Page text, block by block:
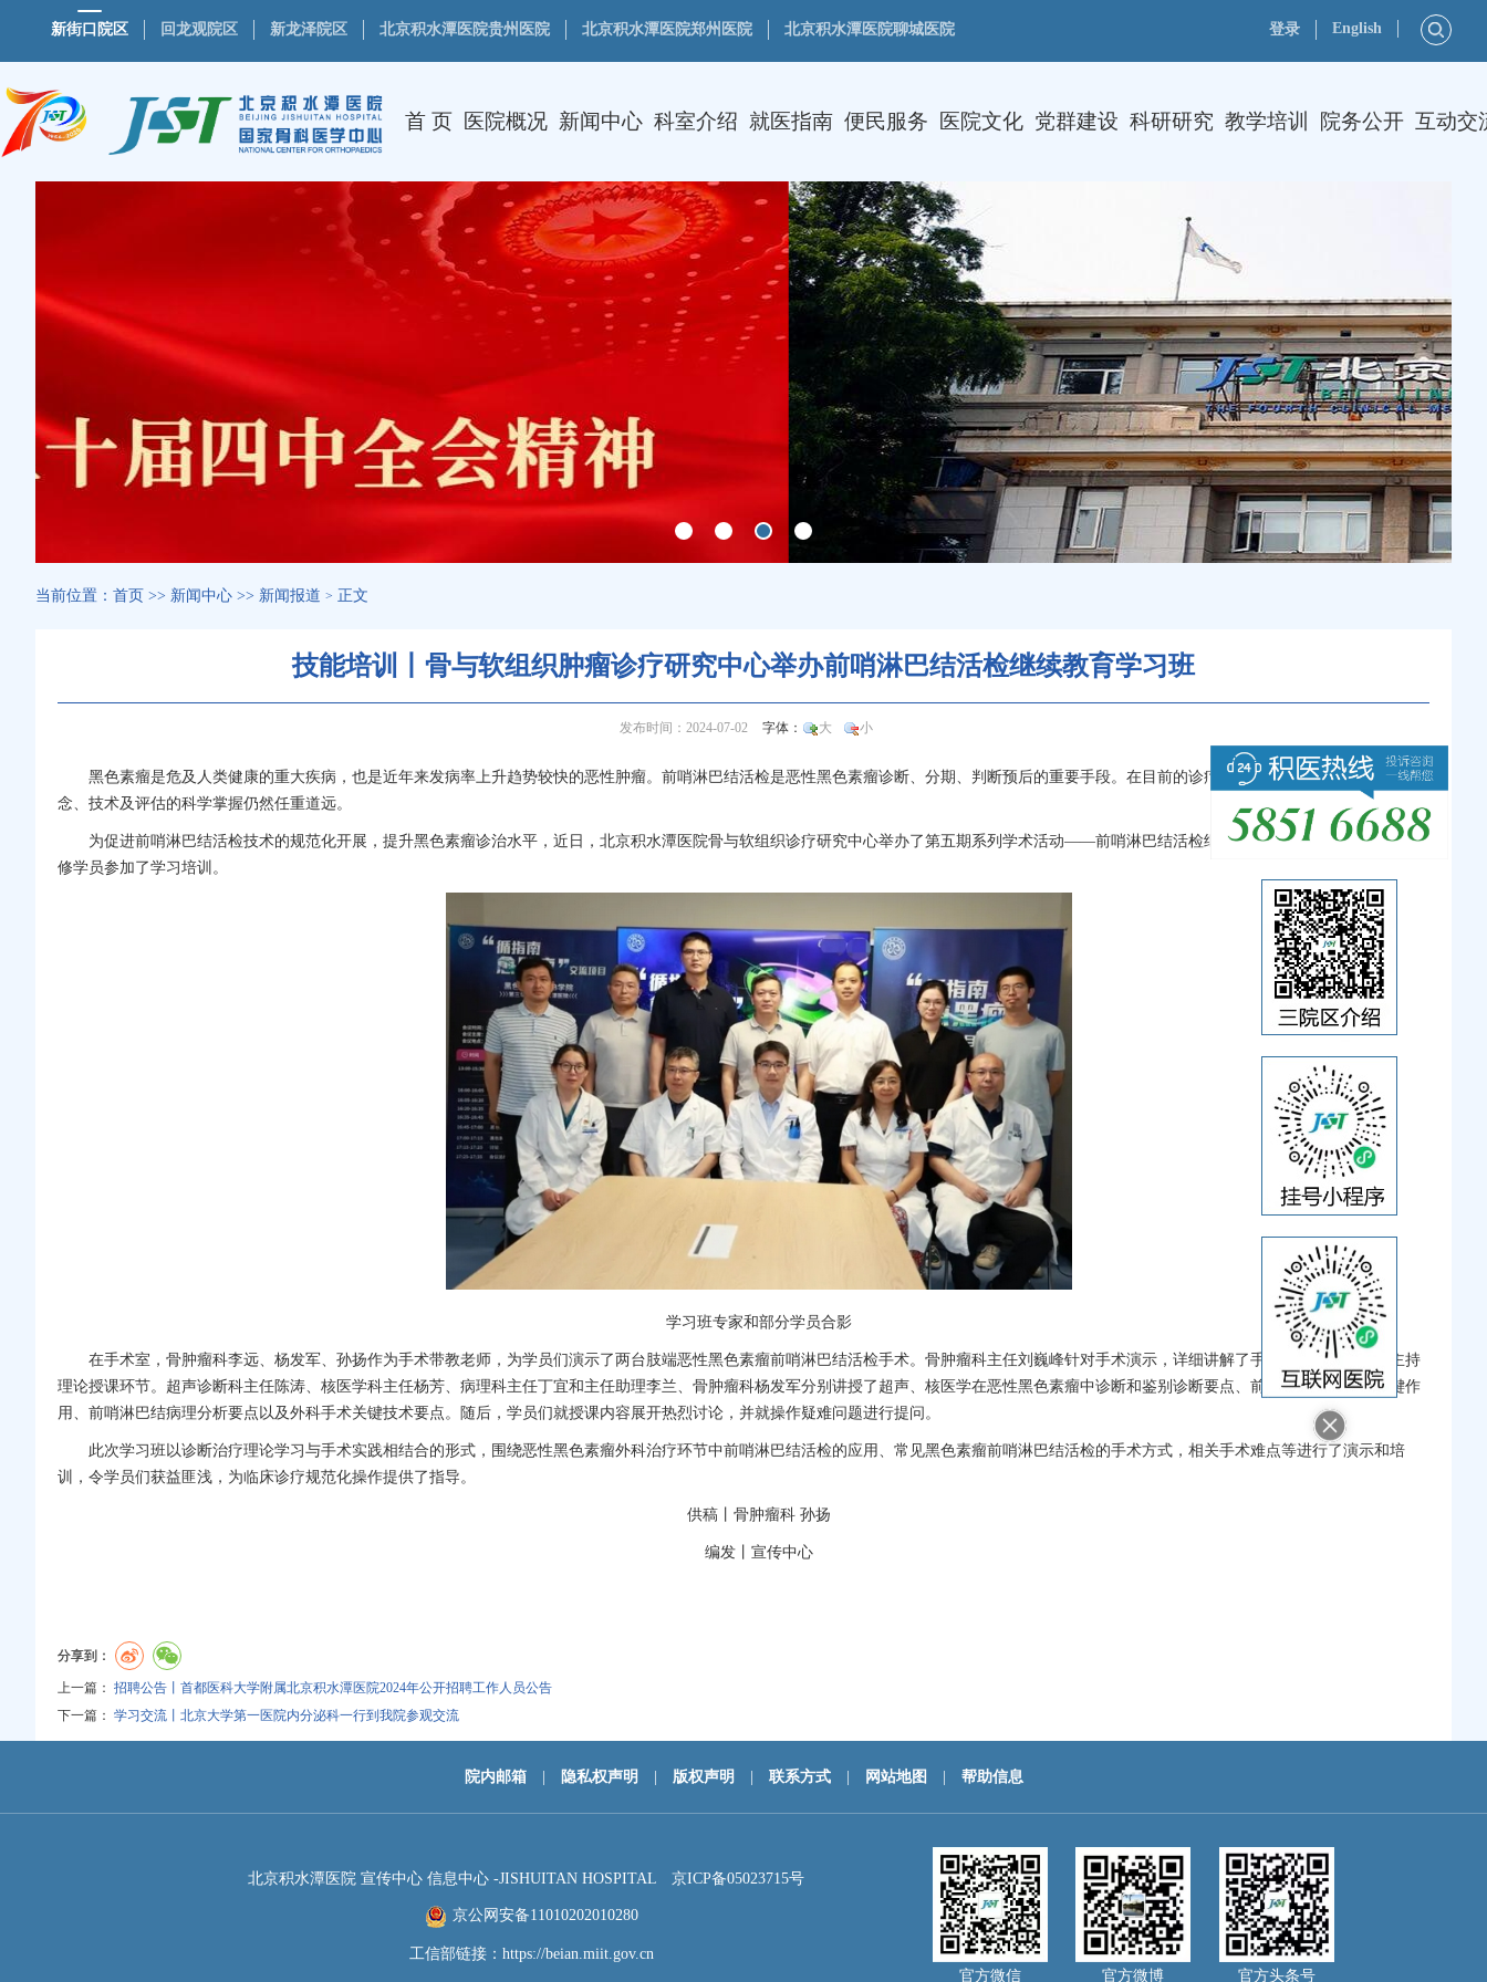
新街口院区 回龙观院区 新龙泽院区 北京积水潭医院贵州医院 北京积水潭医院郑州医院 北京积水潭医院聊城医院 登录 English
首 页 医院概况 新闻中心 科室介绍 就医指南 便民服务 医院文化 党群建设 科研研究 教学培训 院务公开 互动交
当前位置： 首页 >> 新闻中心 >> 新闻报道 > 正文
技能培训丨骨与软组织肿瘤诊疗研究中心举办前哨淋巴结活检继续教育学习班
发布时间：2024-07-02 字体： 大 小
黑色素瘤是危及人类健康的重大疾病，也是近年来发病率上升趋势较快的恶性肿瘤。前哨淋巴结活检是恶性黑色素瘤诊断、分期、判断预后的重要手段。在目前的诊疗现状中，对前哨淋巴结活检理
念、技术及评估的科学掌握仍然任重道远。
为促进前哨淋巴结活检技术的规范化开展，提升黑色素瘤诊治水平，近日，北京积水潭医院骨与软组织诊疗研究中心举办了第五期系列学术活动——前哨淋巴结活检继续教育学习班，来自全国的进
修学员参加了学习培训。
学习班专家和部分学员合影
在手术室， 骨肿瘤科李远、 杨发军、孙扬作为手术带教老师，为学员们演示了两台肢端恶性黑色素瘤前哨淋巴结活检手术。 骨肿瘤科主任刘巍峰针对手术演示，详细讲解了手术要点和步骤，并主持
理论授课环节。 超声诊断科主任陈涛、 核医学科主任杨芳、 病理科主任丁宜和主任助理李兰、 骨肿瘤科杨发军分别讲授了超声、核医学在恶性黑色素瘤中诊断和鉴别诊断要点、前哨淋巴结定位的关键作
用、前哨淋巴结病理分析要点以及外科手术关键技术要点。随后，学员们就授课内容展开热烈讨论，并就操作疑难问题进行提问。
此次学习班以诊断治疗理论学习与手术实践相结合的形式，围绕恶性黑色素瘤外科治疗环节中前哨淋巴结活检的应用、常见黑色素瘤前哨淋巴结活检的手术方式，相关手术难点等进行了演示和培
训，令学员们获益匪浅，为临床诊疗规范化操作提供了指导。
供稿丨 骨肿瘤科 孙扬
编发丨 宣传中心
分享到：
上一篇： 招聘公告丨首都医科大学附属北京积水潭医院2024年公开招聘工作人员公告
下一篇： 学习交流丨北京大学第一医院内分泌科一行到我院参观交流
院内邮箱 隐私权声明 版权声明 联系方式 网站地图 帮助信息
北京积水潭医院 宣传中心 信息中心 -JISHUITAN HOSPITAL 京ICP备05023715号
京公网安备11010202010280
工信部链接： https://beian.miit.gov.cn
官方微信
官方微博 官方头条号